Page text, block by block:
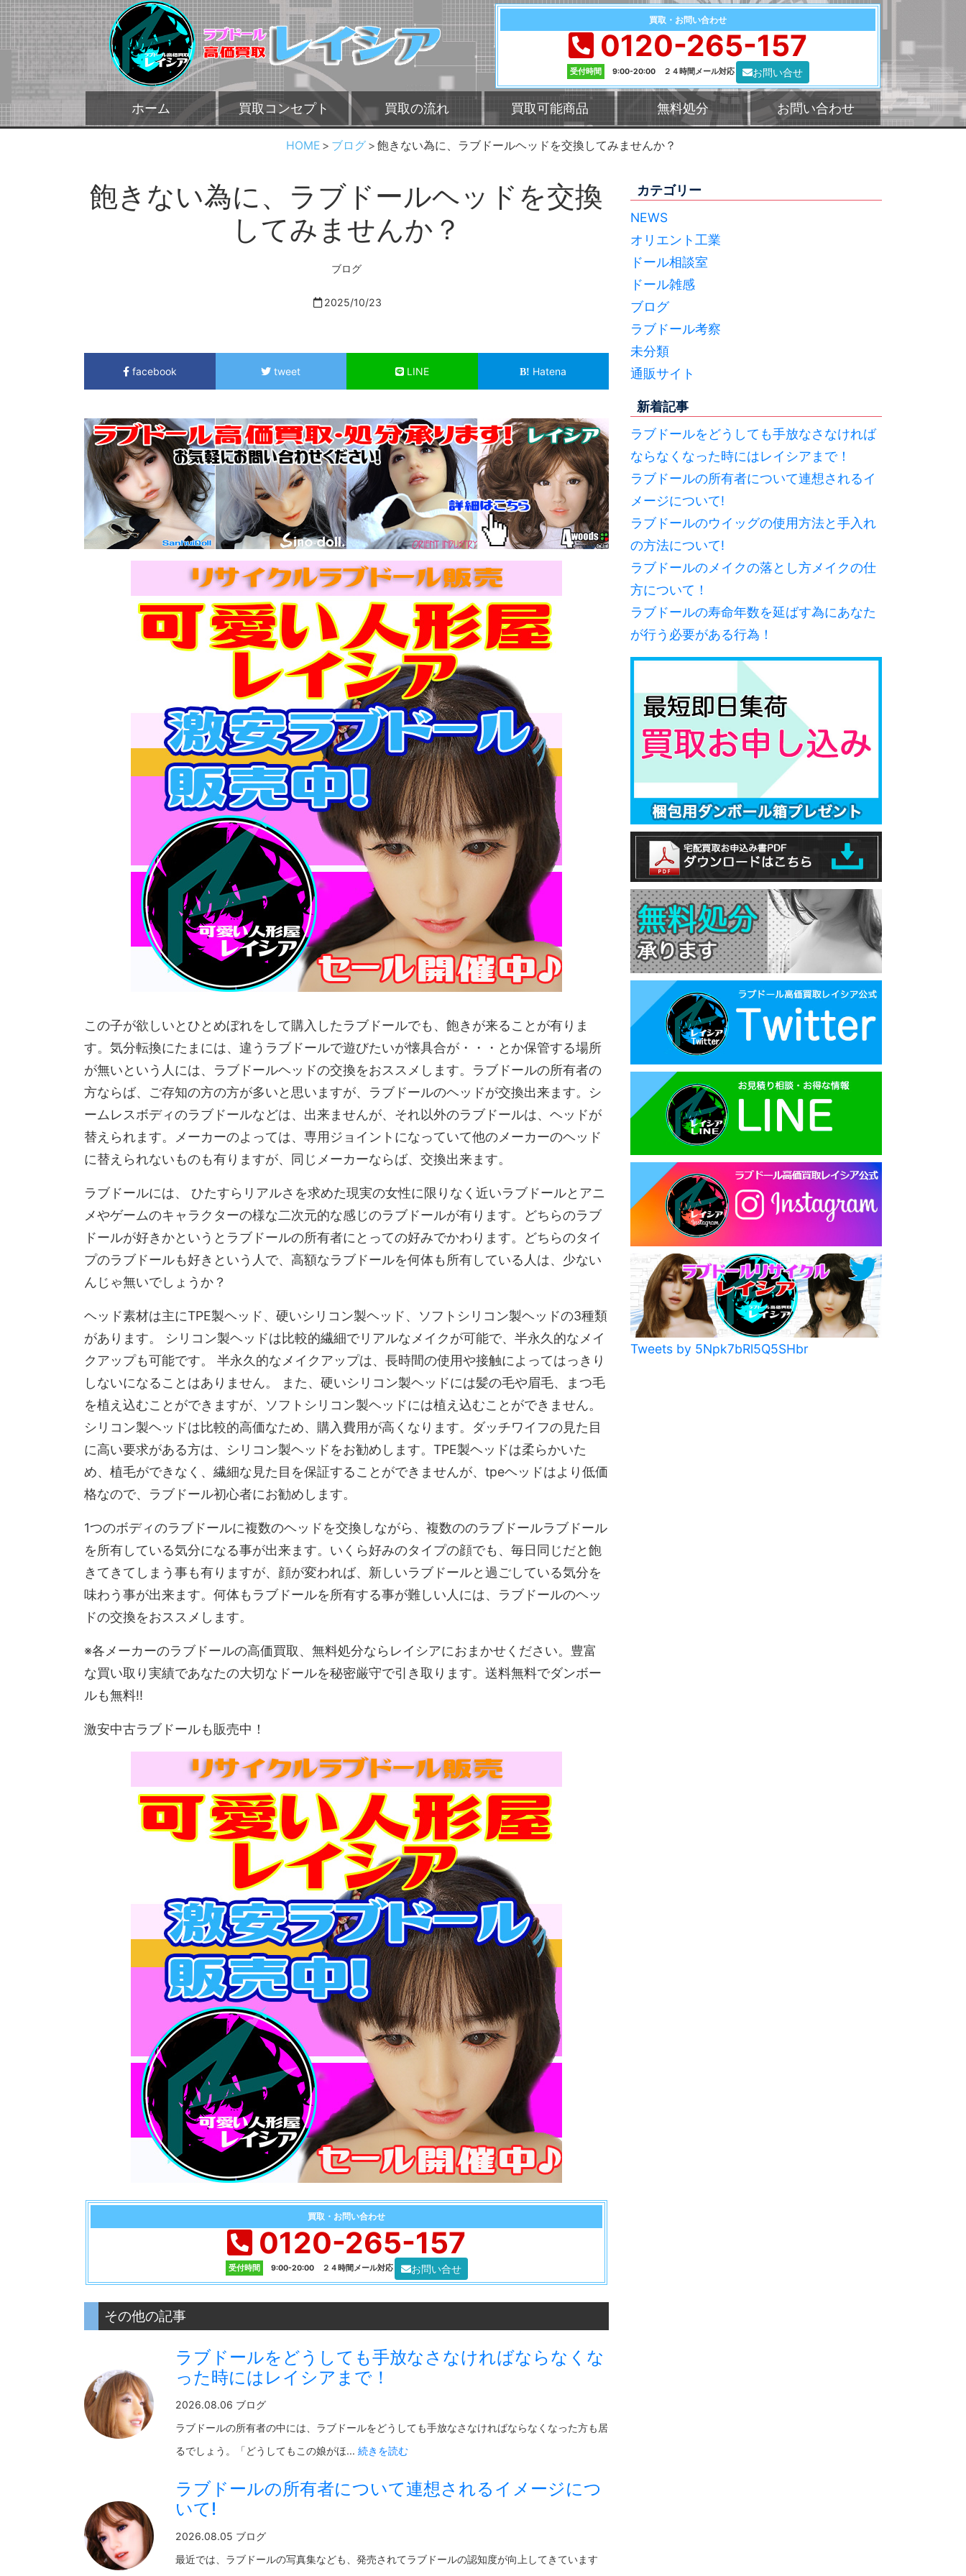
買取・お問い合わせ
0120-265-157
受付時間 9:00-20:00 ２４時間メール対応 お問い合せ
ホーム 買取コンセプト 買取の流れ 買取可能商品 無料処分 お問い合わせ
HOME ブログ 飽きない為に、ラブドールヘッドを交換してみませんか？
飽きない為に、ラブドールヘッドを交換
してみませんか？
ブログ
2025/10/23
facebook tweet LINE Hatena
この子が欲しいとひとめぼれをして購入したラブドールでも、飽きが来ることが有りま
す。気分転換にたまには、違うラブドールで遊びたいが懐具合が・・・とか保管する場所
が無いという人には、ラブドールヘッドの交換をおススメします。ラブドールの所有者の
方ならば、ご存知の方の方が多いと思いますが、ラブドールのヘッドが交換出来ます。シ
ームレスボディのラブドールなどは、出来ませんが、それ以外のラブドールは、ヘッドが
替えられます。メーカーのよっては、専用ジョイントになっていて他のメーカーのヘッド
に替えられないものも有りますが、同じメーカーならば、交換出来ます。
ラブドールには、 ひたすらリアルさを求めた現実の女性に限りなく近いラブドールとアニ
メやゲームのキャラクターの様な二次元的な感じのラブドールが有ります。どちらのラブ
ドールが好きかというとラブドールの所有者にとっての好みでかわります。どちらのタイ
プのラブドールも好きという人で、高額なラブドールを何体も所有している人は、少ない
んじゃ無いでしょうか？
ヘッド素材は主にTPE製ヘッド、硬いシリコン製ヘッド、ソフトシリコン製ヘッドの3種類
があります。 シリコン製ヘッドは比較的繊細でリアルなメイクが可能で、半永久的なメイ
クアップも可能です。 半永久的なメイクアップは、長時間の使用や接触によってはっきり
しないになることはありません。 また、硬いシリコン製ヘッドには髪の毛や眉毛、まつ毛
を植え込むことができますが、ソフトシリコン製ヘッドには植え込むことができません。
シリコン製ヘッドは比較的高価なため、購入費用が高くなります。ダッチワイフの見た目
に高い要求がある方は、シリコン製ヘッドをお勧めします。TPE製ヘッドは柔らかいた
め、植毛ができなく、繊細な見た目を保証することができませんが、tpeヘッドはより低価
格なので、ラブドール初心者にお勧めします。
1つのボディのラブドールに複数のヘッドを交換しながら、複数ののラブドールラブドール
を所有している気分になる事が出来ます。いくら好みのタイプの顔でも、毎日同じだと飽
きてきてしまう事も有りますが、顔が変われば、新しいラブドールと過ごしている気分を
味わう事が出来ます。何体もラブドールを所有する事が難しい人には、ラブドールのヘッ
ドの交換をおススメします。
※各メーカーのラブドールの高価買取、無料処分ならレイシアにおまかせください。豊富
な買い取り実績であなたの大切なドールを秘密厳守で引き取ります。送料無料でダンボー
ルも無料!!
激安中古ラブドールも販売中！
買取・お問い合わせ
0120-265-157
受付時間 9:00-20:00 ２４時間メール対応 お問い合せ
その他の記事
ラブドールをどうしても手放なさなければならなくな
った時にはレイシアまで！
2026.08.06 ブログ
ラブドールの所有者の中には、ラブドールをどうしても手放なさなければならなくなった方も居
るでしょう。「どうしてもこの娘がほ... 続きを読む
ラブドールの所有者について連想されるイメージにつ
いて!
2026.08.05 ブログ
最近では、ラブドールの写真集なども、発売されてラブドールの認知度が向上してきています
カテゴリー
NEWS
オリエント工業
ドール相談室
ドール雑感
ブログ
ラブドール考察
未分類
通販サイト
新着記事
ラブドールをどうしても手放なさなければ
ならなくなった時にはレイシアまで！
ラブドールの所有者について連想されるイ
メージについて!
ラブドールのウイッグの使用方法と手入れ
の方法について!
ラブドールのメイクの落とし方メイクの仕
方について！
ラブドールの寿命年数を延ばす為にあなた
が行う必要がある行為！
Tweets by 5Npk7bRl5Q5SHbr